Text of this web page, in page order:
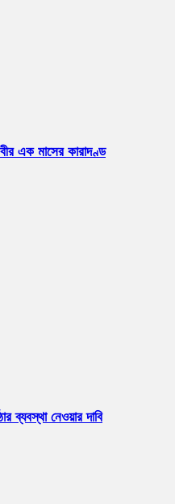
এক মাসের কারাদণ্ড
ব্যবস্থা নেওয়ার দাবি